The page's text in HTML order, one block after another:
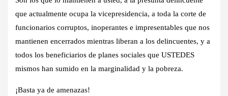
que actualmente ocupa la vicepresidencia, a toda la corte de
funcionarios corruptos, inoperantes e impresentables que nos
mantienen encerrados mientras liberan a los delincuentes, y a
todos los beneficiarios de planes sociales que USTEDES
mismos han sumido en la marginalidad y la pobreza.
¡Basta ya de amenazas!